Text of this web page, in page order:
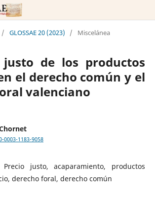
/ GLOSSAE 20 (2023) / Miscelánea
justo de los productos
el derecho común y el
valenciano
1183-9058
Precio justo, acaparamiento, productos
derecho foral, derecho común